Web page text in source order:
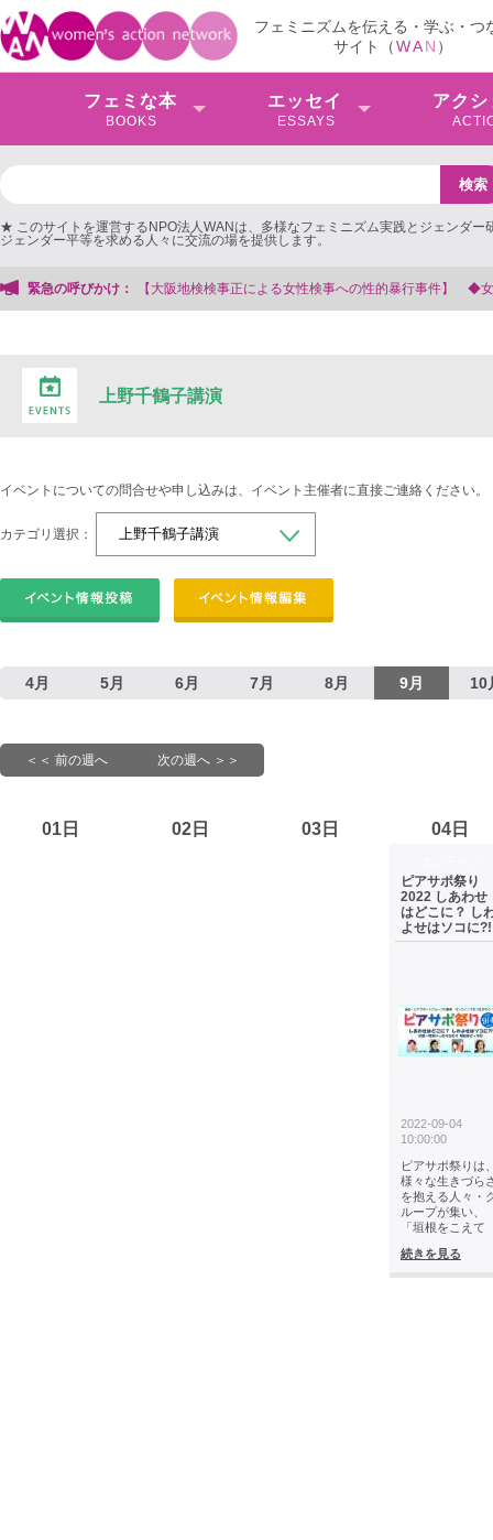
フェミニズムを伝える・学ぶ・つ
サイト（WAN ）
フェミな本
BOOKS
エッセイ
ESSAYS
アクシ
★ このサイトを運営するNPO法人WANは、多様なフェミニズム実践とジェンダー
ジェンダー平等を求める人々に交流の場を提供します。
緊急の呼びかけ：
検事正による女性検事への性的暴行事件】 ◆女性検事を支援する会事務局
上野千鶴子講演
イベントについての問合せや申し込みは、イベント主催者に直接ご連絡ください。
カテゴリ選択：
4月 5月 6月 7月 8月 9月 10
＜＜ 前の週へ 次の週へ ＞＞
01日 02日 03日 04日
ピアサポ祭り
2022 しあわせ
はどこに？ し
よせはソコに?!
2022-09-04
10:00:00
ピアサポ祭りは
様々な生きづら
を抱える人々・
ループが集い、
「垣根をこえて
続きを見る